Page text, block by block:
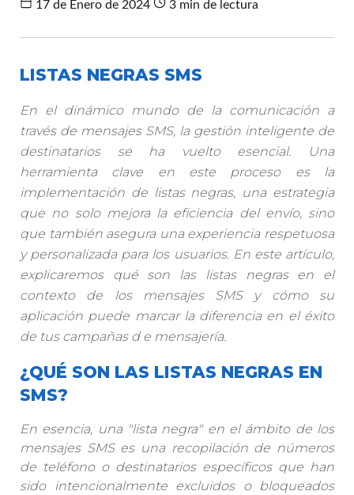
17 de Enero de 2024 3 min de lectura
LISTAS NEGRAS SMS
En el dinámico mundo de la comunicación a
través de mensajes SMS, la gestión inteligente de
destinatarios se ha vuelto esencial. Una
herramienta clave en este proceso es la
implementación de listas negras, una estrategia
que no solo mejora la eficiencia del envío, sino
que también asegura una experiencia respetuosa
y personalizada para los usuarios. En este artículo,
explicaremos qué son las listas negras en el
contexto de los mensajes SMS y cómo su
aplicación puede marcar la diferencia en el éxito
de tus campañas de mensajería.
¿QUÉ SON LAS LISTAS NEGRAS EN
SMS?
En esencia, una "lista negra" en el ámbito de los
mensajes SMS es una recopilación de números
de teléfono o destinatarios específicos que han
sido intencionalmente excluidos o bloqueados